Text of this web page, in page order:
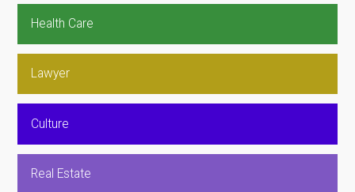
Health Care
Lawyer
Culture
Real Estate